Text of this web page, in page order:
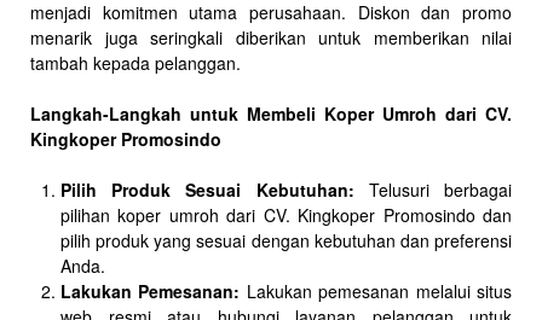
menjadi komitmen utama perusahaan. Diskon dan promo
menarik juga seringkali diberikan untuk memberikan nilai
tambah kepada pelanggan.
Langkah-Langkah untuk Membeli Koper Umroh dari CV.
Kingkoper Promosindo
Pilih Produk Sesuai Kebutuhan: Telusuri berbagai
pilihan koper umroh dari CV. Kingkoper Promosindo dan
pilih produk yang sesuai dengan kebutuhan dan preferensi
Anda.
Lakukan Pemesanan: Lakukan pemesanan melalui situs